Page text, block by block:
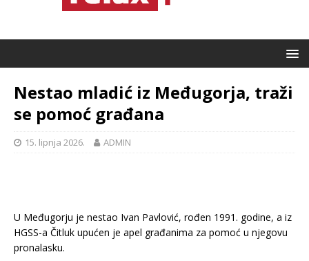
Nestao mladić iz Međugorja, traži
se pomoć građana
15. lipnja 2026. ADMIN
U Međugorju je nestao Ivan Pavlović, rođen 1991. godine, a iz
HGSS-a Čitluk upućen je apel građanima za pomoć u njegovu
pronalasku.